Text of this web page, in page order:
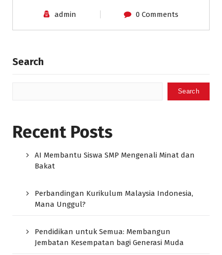
admin 0 Comments
Search
Search
Recent Posts
AI Membantu Siswa SMP Mengenali Minat dan
Bakat
Perbandingan Kurikulum Malaysia Indonesia,
Mana Unggul?
Pendidikan untuk Semua: Membangun
Jembatan Kesempatan bagi Generasi Muda